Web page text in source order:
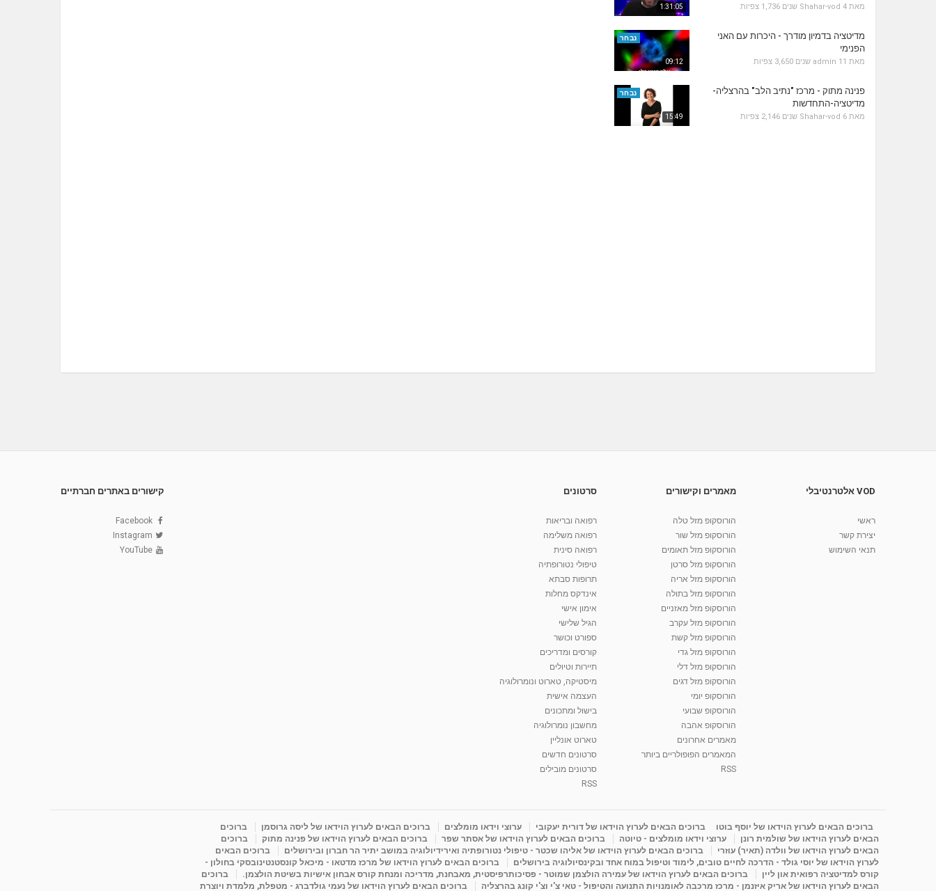
1:31:05 מאת Shahar-vod 4 שנים 1,736 צפיות
09:12
נבחר
מדיטציה בדמיון מודרך - היכרות עם האני
הפנימי
מאת admin 11 שנים 3,650 צפיות
15:49
נבחר
פנינה מתוק - מרכז "נתיב הלב" בהרצליה-
מדיטציה-התחדשות
מאת Shahar-vod 6 שנים 2,146 צפיות
VOD אלטרנטיבלי
ראשי
יצירת קשר
תנאי השימוש
מאמרים וקישורים
הורוסקופ מזל טלה
הורוסקופ מזל שור
הורוסקופ מזל תאומים
הורוסקופ מזל סרטן
הורוסקופ מזל אריה
הורוסקופ מזל בתולה
הורוסקופ מזל מאזניים
הורוסקופ מזל עקרב
הורוסקופ מזל קשת
הורוסקופ מזל גדי
הורוסקופ מזל דלי
הורוסקופ מזל דגים
הורוסקופ יומי
הורוסקופ שבועי
הורוסקופ אהבה
מאמרים אחרונים
המאמרים הפופולריים ביותר
RSS
סרטונים
רפואה ובריאות
רפואה משלימה
רפואה סינית
טיפולי נטורופתיה
תרופות סבתא
אינדקס מחלות
אימון אישי
הגיל שלישי
ספורט וכושר
קורסים ומדריכים
תיירות וטיולים
מיסטיקה, טארוט ונומרולוגיה
העצמה אישית
בישול ומתכונים
מחשבון נומרולוגיה
טארוט אונליין
סרטונים חדשים
סרטונים מובילים
RSS
קישורים באתרים חברתיים
Facebook
Instagram
YouTube
ברוכים הבאים לערוץ הוידאו של יוסף בוטו ברוכים הבאים לערוץ הוידאו של דורית יעקובי ערוצי וידאו מומלצים ברוכים הבאים לערוץ הוידאו של ליסה גרוסמן
ברוכים
הבאים לערוץ הוידאו של שולמית רונן
ערוצי וידאו מומלצים - טיוטה ברוכים הבאים לערוץ הוידאו של אסתר שפר ברוכים הבאים לערוץ הוידאו של פנינה מתוק
ברוכים
הבאים לערוץ הוידאו של וולדה (תאיר) עוזרי
ברוכים הבאים לערוץ הוידאו של אליהו שכטר - טיפולי נטורופתיה ואירידיולוגיה במושב יתיר הר חברון ובירושלים
ברוכים הבאים
לערוץ הוידאו של יוסי גולד - הדרכה לחיים טובים, לימוד וטיפול במוח אחד ובקינסיולוגיה בירושלים
ברוכים הבאים לערוץ הוידאו של מרכז מדטאו - מיכאל קונסטנטינובסקי בחולון -
קורס למדיטציה רפואית און ליין
ברוכים הבאים לערוץ הוידאו של עמירה הולצמן שמוטר - פסיכותרפיסטית, מאבחנת, מדריכה ומנחת קורס אבחון אישיות בשיטת הולצמן.
ברוכים
הבאים לערוץ הוידאו של אריק איזנמן - מרכז מרכבה לאומנויות התנועה והטיפול - טאי צ'י וצ'י קונג בהרצליה
ברוכים הבאים לערוץ הוידאו של נעמי גולדברג - מטפלת, מלמדת ויוצרת